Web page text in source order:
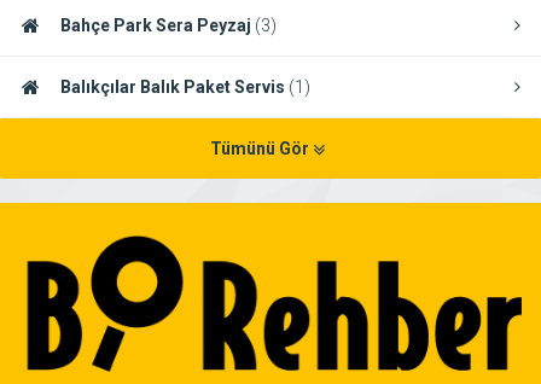
Bahçe Park Sera Peyzaj (3)
Balıkçılar Balık Paket Servis (1)
Tümünü Gör